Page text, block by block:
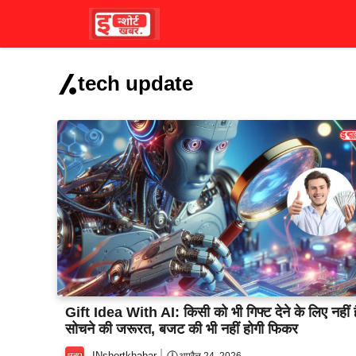
content
tech update
Gift Idea With AI: किसी को भी गिफ्ट देने के लिए नहीं
सोचने की जरूरत, बजट की भी नहीं होगी फिकर